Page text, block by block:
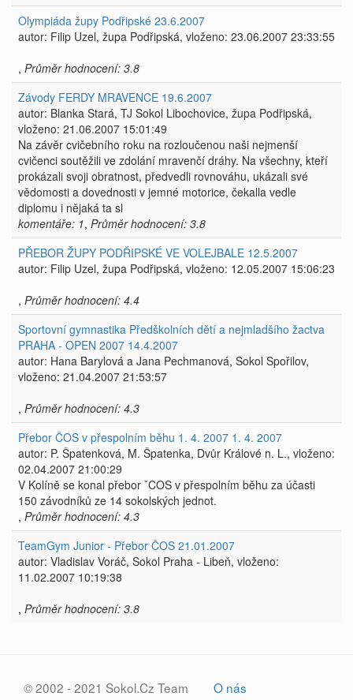
Olympiáda župy Podřipské 23.6.2007
autor: Filip Uzel, župa Podřipská, vloženo: 23.06.2007 23:33:55
, Průměr hodnocení: 3.8
Závody FERDY MRAVENCE 19.6.2007
autor: Blanka Stará, TJ Sokol Libochovice, župa Podřipská,
vloženo: 21.06.2007 15:01:49
Na závěr cvičebního roku na rozloučenou naši nejmenší
cvičenci soutěžili ve zdolání mravenčí dráhy. Na všechny, kteří
prokázali svoji obratnost, předvedli rovnováhu, ukázali své
vědomosti a dovednosti v jemné motorice, čekalla vedle
diplomu i nějaká ta sl
komentáře: 1, Průměr hodnocení: 3.8
PŘEBOR ŽUPY PODŘIPSKÉ VE VOLEJBALE 12.5.2007
autor: Filip Uzel, župa Podřipská, vloženo: 12.05.2007 15:06:23
, Průměr hodnocení: 4.4
Sportovní gymnastika Předškolních dětí a nejmladšího žactva
PRAHA - OPEN 2007 14.4.2007
autor: Hana Barylová a Jana Pechmanová, Sokol Spořilov,
vloženo: 21.04.2007 21:53:57
, Průměr hodnocení: 4.3
Přebor ČOS v přespolním běhu 1. 4. 2007 1. 4. 2007
autor: P. Špatenková, M. Špatenka, Dvůr Králové n. L., vloženo:
02.04.2007 21:00:29
V Kolíně se konal přebor ˇCOS v přespolním běhu za účasti
150 závodníků ze 14 sokolských jednot.
, Průměr hodnocení: 4.3
TeamGym Junior - Přebor ČOS 21.01.2007
autor: Vladislav Voráč, Sokol Praha - Libeň, vloženo:
11.02.2007 10:19:38
, Průměr hodnocení: 3.8
© 2002 - 2021 Sokol.Cz Team O nás